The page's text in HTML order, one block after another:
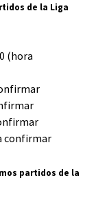
de la Liga
(hora
confirmar
partidos de la